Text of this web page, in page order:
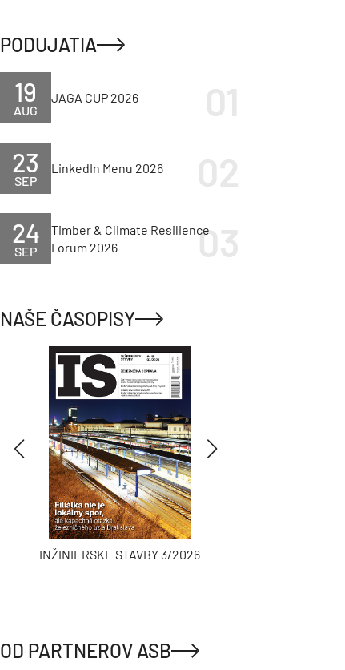
PODUJATIA
AUG
19 JAGA CUP 2026
SEP
23 LinkedIn Menu 2026
SEP
24
Timber & Climate Resilience
Forum 2026
NAŠE ČASOPISY
INŽINIERSKE STAVBY 3/2026
OD PARTNEROV ASB